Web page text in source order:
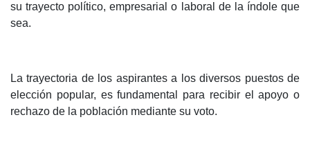
su trayecto político, empresarial o laboral de la índole que
sea.
La trayectoria de los aspirantes a los diversos puestos de
elección popular, es fundamental para recibir el apoyo o
rechazo de la población mediante su voto.